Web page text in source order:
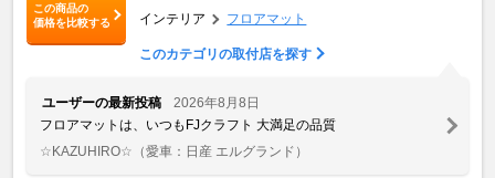
この商品の
価格を比較する
インテリア フロアマット
このカテゴリの取付店を探す
ユーザーの最新投稿
2026年8月8日
フロアマットは、いつもFJクラフト 大満足の品質
☆KAZUHIRO☆ （愛車：日産 エルグランド）